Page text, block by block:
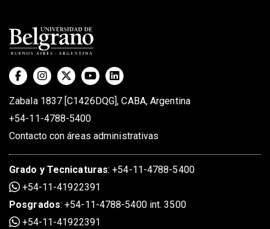
Zabala 1837 [C1426DQG], CABA, Argentina
+54-11-4788-5400
Contacto con áreas administrativas
Grado y Tecnicaturas:+54-11-4788-5400
+54-11-41922391
Posgrados:+54-11-4788-5400 int. 3500
+54-11-41922391